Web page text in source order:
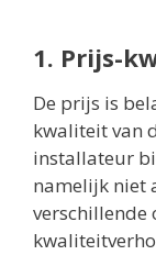
1. Prijs-
De prijs is
kwaliteit van
installateur
namelijk niet
verschillende